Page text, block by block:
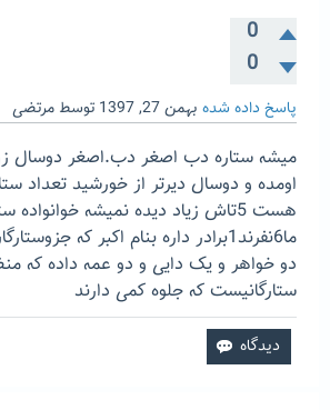
0
0
پاسخ داده شده بهمن 27, 1397 توسط مرتضی
میشه ستاره دب اصغر دب.اصغر دوسال
هست 5تاش زیاد دیده نمیشه خوانواده
ما6نفرند1برادر داره بنام اکبر که
دو خواهر و یک دایی و دو عمه داده که
ستارگانیست که جلوه کمی دارند